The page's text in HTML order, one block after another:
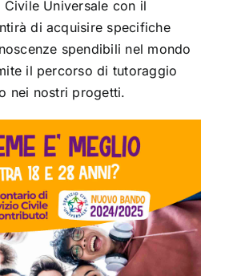
Civile Universale con il
di acquisire specifiche
spendibili nel mondo
il percorso di tutoraggio
nei nostri progetti.